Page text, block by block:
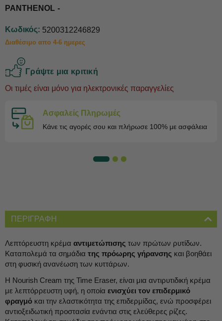
PANTHENOL
Κωδικός: 5200312246829
Διαθέσιμο απο 4-6 ημερες
Γράψτε μια κριτική
Oι τιμές είναι μόνο για ηλεκτρονικές παραγγελίες
Ασφαλείς Πληρωμές
Κάνε τις αγορές σου και πλήρωσε 100% με ασφάλεια
ΠΕΡΙΓΡΑΦΗ
Λεπτόρευστη κρέμα αντιμετώπισης των πρώτων ρυτίδων.
Καταπολεμά τα σημάδια της πρόωρης γήρανσης και βοηθάει
στη φυσική ανανέωση των κυττάρων.
Η Nourish Cream της Time Eraser, είναι μια αντιρυτιδική κρέμα
με λεπτόρρευστη υφή, η οποία ενισχύει τον επιδερμικό
φραγμό και την ελαστικότητα της επιδερμίδας, ενώ προσφέρει
αντιοξειδωτική προστασία ενάντια στις ελεύθερες ρίζες.